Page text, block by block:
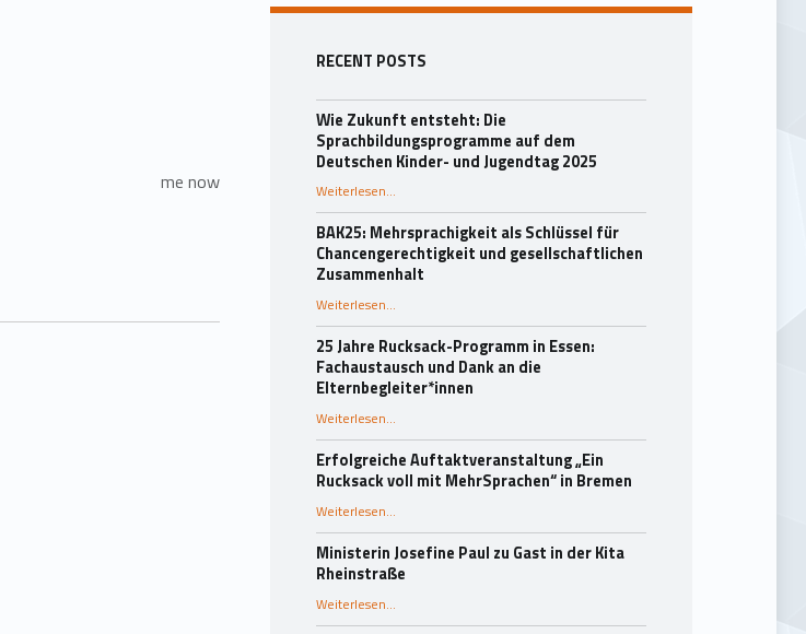
me now
Seitenleiste
RECENT POSTS
Wie Zukunft entsteht: Die
Sprachbildungsprogramme auf dem
Deutschen Kinder- und Jugendtag 2025
Weiterlesen“Wie Zukunft entsteht: Die Sprachbildungsprogramme auf dem Deutschen Kinder- und Jugendtag 2025”
…
BAK25: Mehrsprachigkeit als Schlüssel für
Chancengerechtigkeit und gesellschaftlichen
Zusammenhalt
Weiterlesen“BAK25: Mehrsprachigkeit als Schlüssel für Chancengerechtigkeit und gesellschaftlichen Zusammenhalt”
…
25 Jahre Rucksack-Programm in Essen:
Fachaustausch und Dank an die
Elternbegleiter*innen
Weiterlesen“25 Jahre Rucksack-Programm in Essen: Fachaustausch und Dank an die Elternbegleiter*innen”
…
Erfolgreiche Auftaktveranstaltung „Ein
Rucksack voll mit MehrSprachen“ in Bremen
Weiterlesen“Erfolgreiche Auftaktveranstaltung „Ein Rucksack voll mit MehrSprachen“ in Bremen”
…
Ministerin Josefine Paul zu Gast in der Kita
Rheinstraße
Weiterlesen“Ministerin Josefine Paul zu Gast in der Kita Rheinstraße”
…